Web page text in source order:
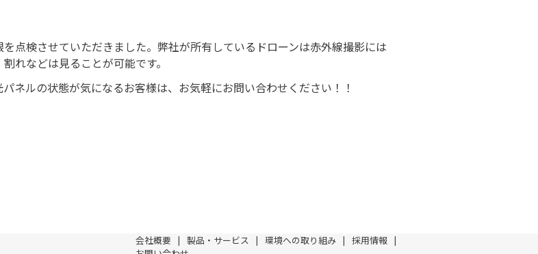
検させていただきました。弊社が所有しているドローンは赤外線撮影には
れなどは見ることが可能です。
ネルの状態が気になるお客様は、お気軽にお問い合わせください！！
会社概要 製品・サービス 環境への取り組み
採用情報